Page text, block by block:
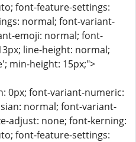
font-feature-settings:
normal; font-variant-
emoji: normal; font-
line-height: normal;
min-height: 15px;">
0px; font-variant-numeric:
normal; font-variant-
adjust: none; font-kerning:
font-feature-settings: